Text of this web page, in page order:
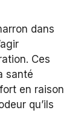
dans
Ces
santé
en raison
qu’ils